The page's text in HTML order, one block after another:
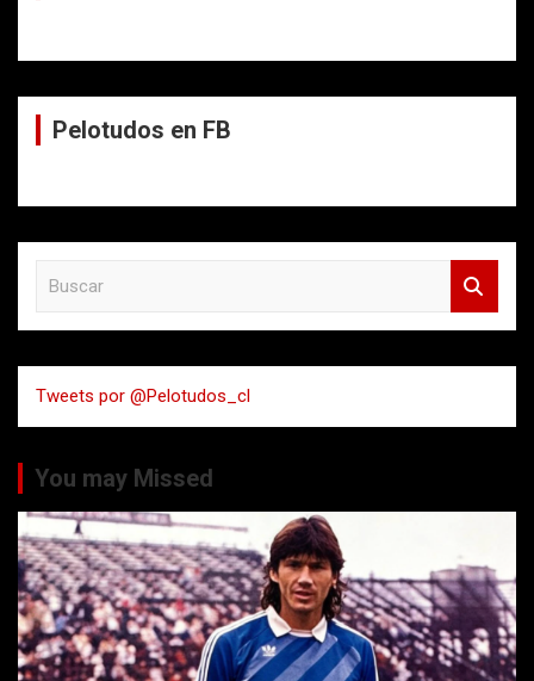
Pelotudos en FB
a
r
Tweets por @Pelotudos_cl
You may Missed